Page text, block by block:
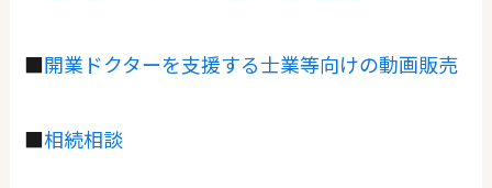
■開業ドクターを支援する士業等向けの動画販売
■相続相談